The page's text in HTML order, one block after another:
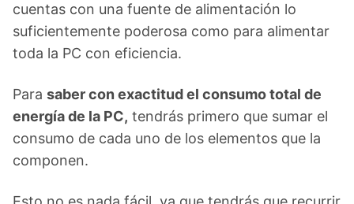
cuentas con una fuente de alimentación lo
suficientemente poderosa como para alimentar
toda la PC con eficiencia.
Para saber con exactitud el consumo total de
energía de la PC, tendrás primero que sumar el
consumo de cada uno de los elementos que la
componen.